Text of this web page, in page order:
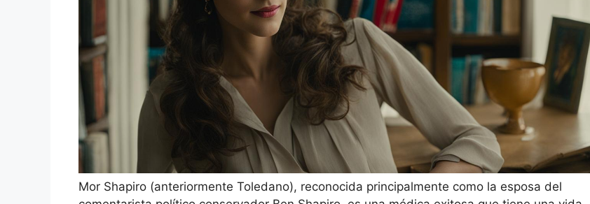
Mor Shapiro (anteriormente Toledano), reconocida principalmente como la esposa del